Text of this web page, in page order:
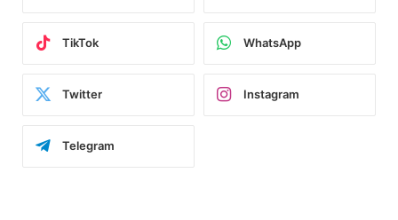
TikTok WhatsApp
Twitter Instagram
Telegram